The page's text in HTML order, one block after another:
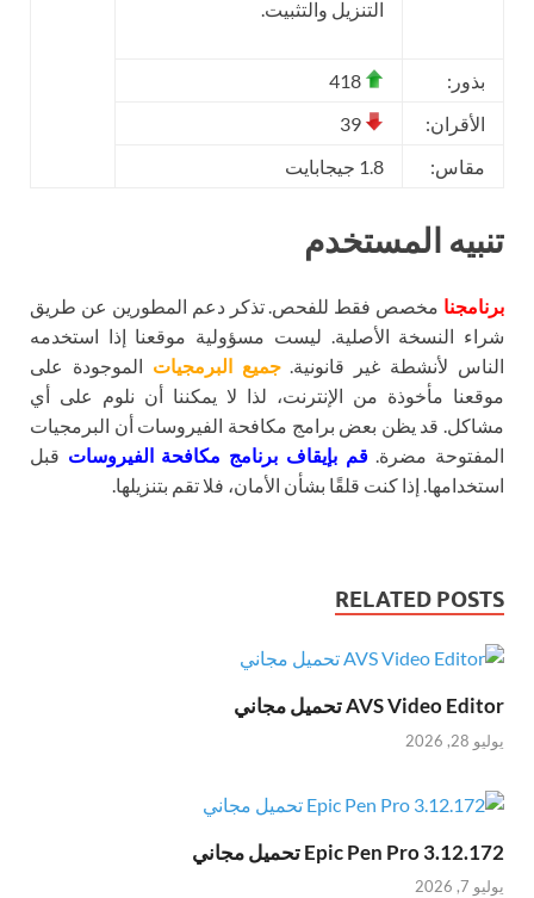
التنزيل والتثبيت.
بذور:
الأقران:
مقاس:
1.8 جيجابايت
تنبيه المستخدم
برنامجنا مخصص فقط للفحص. تذكر دعم المطورين عن طريق
شراء النسخة الأصلية. ليست مسؤولية موقعنا إذا استخدمه
الناس لأنشطة غير قانونية.جميع البرمجيات الموجودة على
موقعنا مأخوذة من الإنترنت، لذا لا يمكننا أن نلوم على أي
مشاكل. قد يظن بعض برامج مكافحة الفيروسات أن البرمجيات
المفتوحة مضرة.قم بإيقاف برنامج مكافحة الفيروسات قبل
استخدامها. إذا كنت قلقًا بشأن الأمان، فلا تقم بتنزيلها.
RELATED POSTS
AVS Video Editor تحميل مجاني
يوليو 28, 2026
Epic Pen Pro 3.12.172 تحميل مجاني
يوليو 7, 2026